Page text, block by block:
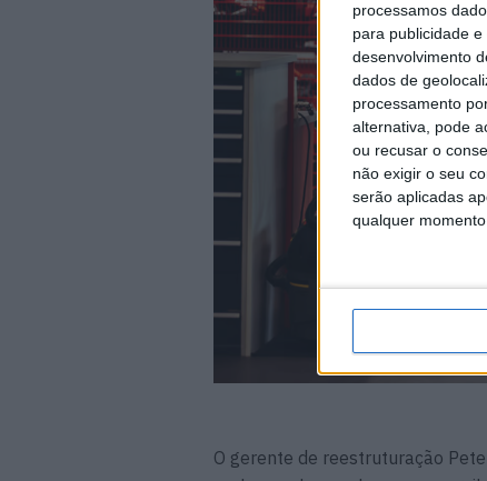
processamos
para publicidade
desenvolvimento
dados de
processamento
alternativa, pode
ou recusar o
não exigir o seu
serão aplicadas
qualquer
O gerente de reestruturação